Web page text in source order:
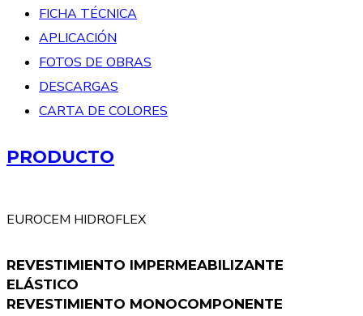
FICHA TÉCNICA
APLICACIÓN
FOTOS DE OBRAS
DESCARGAS
CARTA DE COLORES
PRODUCTO
EUROCEM HIDROFLEX
REVESTIMIENTO IMPERMEABILIZANTE
ELÁSTICO
REVESTIMIENTO MONOCOMPONENTE